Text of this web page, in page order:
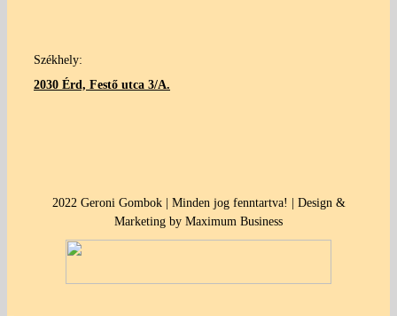
Székhely:
2030 Érd, Festő utca 3/A.
2022 Geroni Gombok | Minden jog fenntartva! | Design &
Marketing by Maximum Business